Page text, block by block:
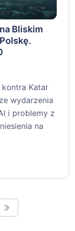
Bliskim
kontra Katar
wydarzenia
i problemy z
na